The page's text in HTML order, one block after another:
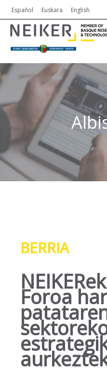
Español Euskara English
BERRIA
Foroa